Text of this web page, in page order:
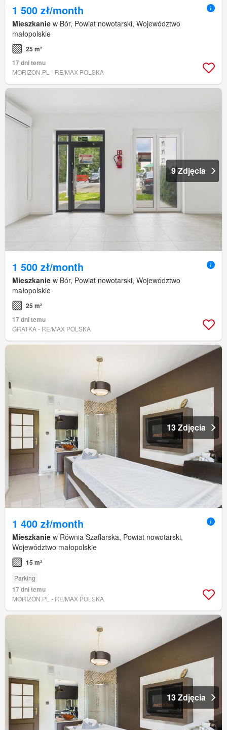
1 500 zł/month
Mieszkanie w Bór, Powiat nowotarski, Województwo
małopolskie
25 m²
17 dni temu
MORIZON.PL - RE/MAX POLSKA
9 Zdjęcia
1 500 zł/month
Mieszkanie w Bór, Powiat nowotarski, Województwo
małopolskie
25 m²
17 dni temu
GRATKA - RE/MAX POLSKA
13 Zdjęcia
1 400 zł/month
Mieszkanie w Równia Szaflarska, Powiat nowotarski,
Województwo małopolskie
15 m²
Parking
17 dni temu
MORIZON.PL - RE/MAX POLSKA
13 Zdjęcia